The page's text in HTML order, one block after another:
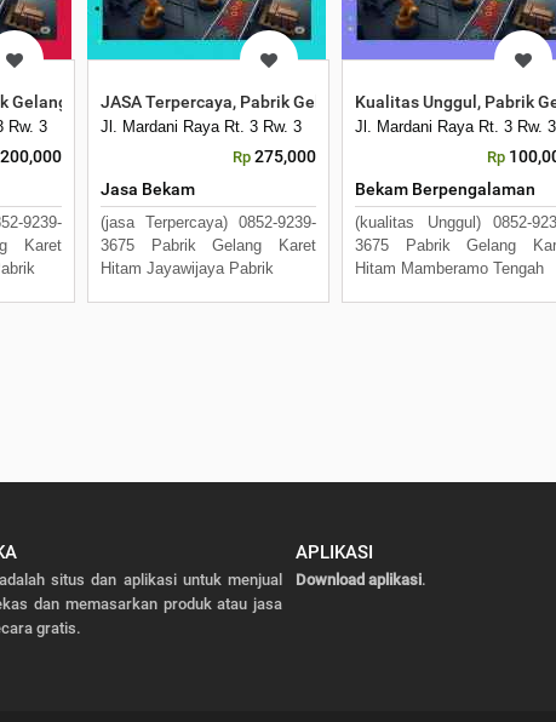
Gelang Karet Hitam Boven Digoel
Rw. 3
200,000
9239-
Karet
JASA Terpercaya, Pabrik Gelang Karet Hitam Jayawijaya
Jl. Mardani Raya Rt. 3 Rw. 3
Rp 275,000
Jasa Bekam
(jasa Terpercaya) 0852-9239-
3675 Pabrik Gelang Karet
Hitam Jayawijaya Pabrik
Kualitas Unggul, Pabrik
Jl. Mardani Raya Rt. 3 Rw. 3
Rp
Bekam Berpengalaman
(kualitas Unggul) 0852-
3675 Pabrik Gelang
Hitam Mamberamo Tengah
situs dan aplikasi untuk menjual
dan memasarkan produk atau jasa
gratis.
APLIKASI
Download aplikasi.